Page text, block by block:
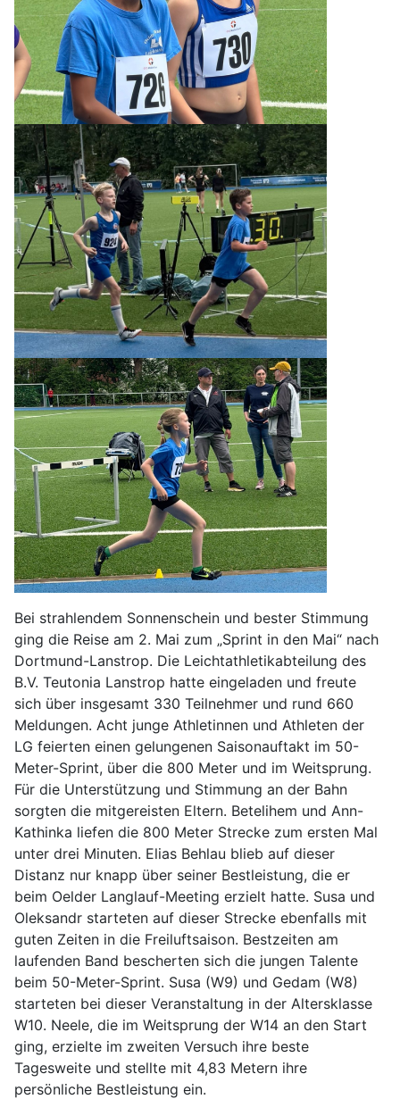
Bei strahlendem Sonnenschein und bester Stimmung
ging die Reise am 2. Mai zum „Sprint in den Mai“ nach
Dortmund-Lanstrop. Die Leichtathletikabteilung des
B.V. Teutonia Lanstrop hatte eingeladen und freute
sich über insgesamt 330 Teilnehmer und rund 660
Meldungen. Acht junge Athletinnen und Athleten der
LG feierten einen gelungenen Saisonauftakt im 50-
Meter-Sprint, über die 800 Meter und im Weitsprung.
Für die Unterstützung und Stimmung an der Bahn
sorgten die mitgereisten Eltern. Betelihem und Ann-
Kathinka liefen die 800 Meter Strecke zum ersten Mal
unter drei Minuten. Elias Behlau blieb auf dieser
Distanz nur knapp über seiner Bestleistung, die er
beim Oelder Langlauf-Meeting erzielt hatte. Susa und
Oleksandr starteten auf dieser Strecke ebenfalls mit
guten Zeiten in die Freiluftsaison. Bestzeiten am
laufenden Band bescherten sich die jungen Talente
beim 50-Meter-Sprint. Susa (W9) und Gedam (W8)
starteten bei dieser Veranstaltung in der Altersklasse
W10. Neele, die im Weitsprung der W14 an den Start
ging, erzielte im zweiten Versuch ihre beste
Tagesweite und stellte mit 4,83 Metern ihre
persönliche Bestleistung ein.